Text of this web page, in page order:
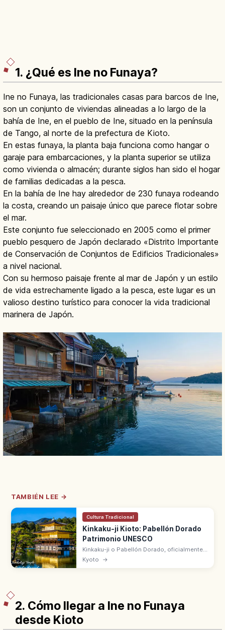
1. ¿Qué es Ine no Funaya?
Ine no Funaya, las tradicionales casas para barcos de Ine,
son un conjunto de viviendas alineadas a lo largo de la
bahía de Ine, en el pueblo de Ine, situado en la península
de Tango, al norte de la prefectura de Kioto.
En estas funaya, la planta baja funciona como hangar o
garaje para embarcaciones, y la planta superior se utiliza
como vivienda o almacén; durante siglos han sido el hogar
de familias dedicadas a la pesca.
En la bahía de Ine hay alrededor de 230 funaya rodeando
la costa, creando un paisaje único que parece flotar sobre
el mar.
Este conjunto fue seleccionado en 2005 como el primer
pueblo pesquero de Japón declarado «Distrito Importante
de Conservación de Conjuntos de Edificios Tradicionales»
a nivel nacional.
Con su hermoso paisaje frente al mar de Japón y un estilo
de vida estrechamente ligado a la pesca, este lugar es un
valioso destino turístico para conocer la vida tradicional
marinera de Japón.
TAMBIÉN LEE →
Cultura Tradicional
Kinkaku-ji Kioto: Pabellón Dorado
Patrimonio UNESCO
Kinkaku-ji o Pabellón Dorado, oficialmente
Rokuon-ji, es el templo de Kioto con un
Shariden de tres pisos cubierto de pan de
Kyoto →
2. Cómo llegar a Ine no Funaya
desde Kioto